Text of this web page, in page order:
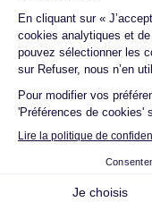
Aucun versement,
peut être exigé
d'un ou
© 2026 Guide